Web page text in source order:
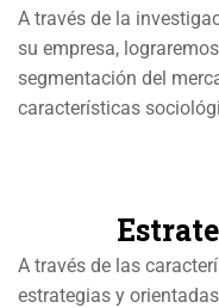
A través de la
su empresa,
segmentación del
características
A través de las
estrategias y